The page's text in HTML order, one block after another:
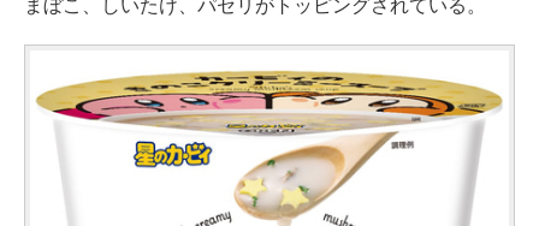
まぼこ、しいたけ、パセリがトッピングされている。